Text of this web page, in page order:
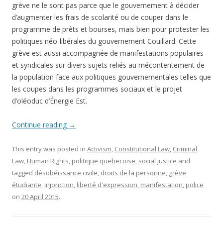
grève ne le sont pas parce que le gouvernement à décider
d’augmenter les frais de scolarité ou de couper dans le
programme de prêts et bourses, mais bien pour protester les
politiques néo-libérales du gouvernement Couillard. Cette
grève est aussi accompagnée de manifestations populaires
et syndicales sur divers sujets reliés au mécontentement de
la population face aux politiques gouvernementales telles que
les coupes dans les programmes sociaux et le projet
d’oléoduc d’Énergie Est.
Continue reading →
This entry was posted in Activism, Constitutional Law, Criminal
Law, Human Rights, politique quebecoise, social justice and
tagged désobéissance civile, droits de la personne, grève
étudiante, injonction, liberté d'expression, manifestation, police
on 20 April 2015.